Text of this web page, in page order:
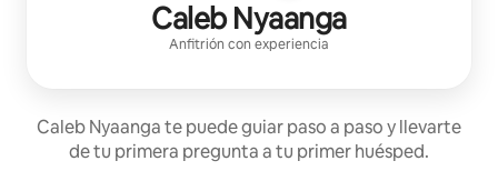
Caleb Nyaanga
Anfitrión con experiencia
Caleb Nyaanga te puede guiar paso a paso y llevarte
de tu primera pregunta a tu primer huésped.